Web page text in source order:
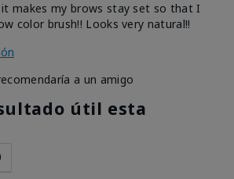
makes my brows stay set so that I
color brush!! Looks very natural!!
a un amigo
útil esta